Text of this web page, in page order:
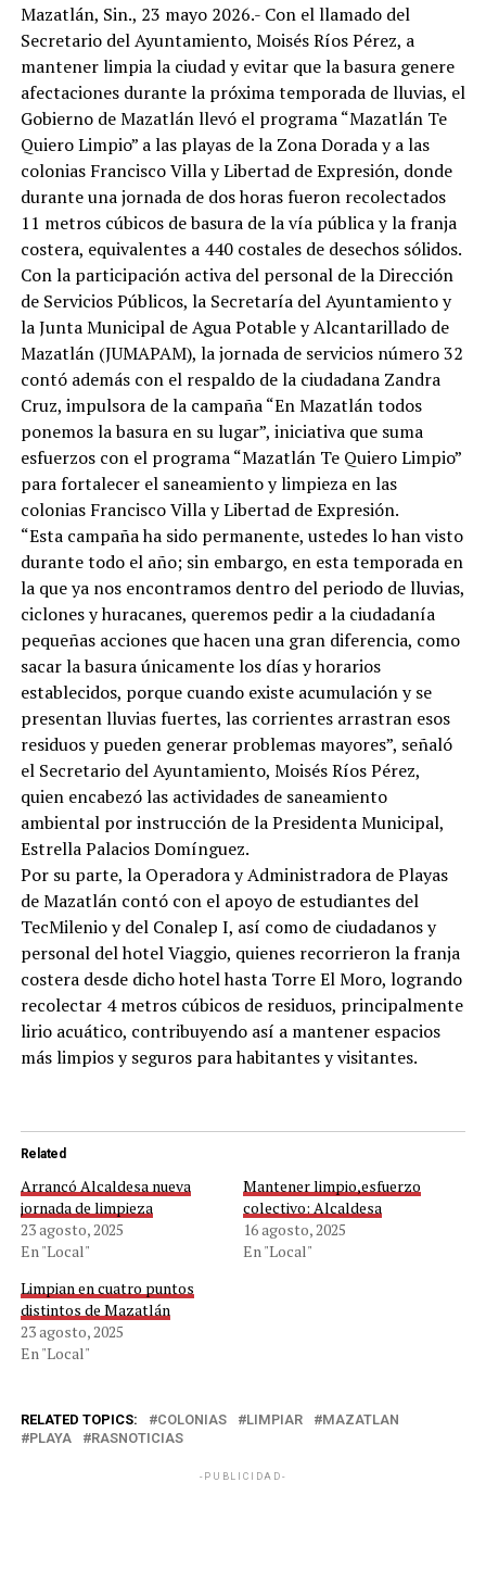
Mazatlán, Sin., 23 mayo 2026.- Con el llamado del
Secretario del Ayuntamiento, Moisés Ríos Pérez, a
mantener limpia la ciudad y evitar que la basura genere
afectaciones durante la próxima temporada de lluvias, el
Gobierno de Mazatlán llevó el programa “Mazatlán Te
Quiero Limpio” a las playas de la Zona Dorada y a las
colonias Francisco Villa y Libertad de Expresión, donde
durante una jornada de dos horas fueron recolectados
11 metros cúbicos de basura de la vía pública y la franja
costera, equivalentes a 440 costales de desechos sólidos.
Con la participación activa del personal de la Dirección
de Servicios Públicos, la Secretaría del Ayuntamiento y
la Junta Municipal de Agua Potable y Alcantarillado de
Mazatlán (JUMAPAM), la jornada de servicios número 32
contó además con el respaldo de la ciudadana Zandra
Cruz, impulsora de la campaña “En Mazatlán todos
ponemos la basura en su lugar”, iniciativa que suma
esfuerzos con el programa “Mazatlán Te Quiero Limpio”
para fortalecer el saneamiento y limpieza en las
colonias Francisco Villa y Libertad de Expresión.
“Esta campaña ha sido permanente, ustedes lo han visto
durante todo el año; sin embargo, en esta temporada en
la que ya nos encontramos dentro del periodo de lluvias,
ciclones y huracanes, queremos pedir a la ciudadanía
pequeñas acciones que hacen una gran diferencia, como
sacar la basura únicamente los días y horarios
establecidos, porque cuando existe acumulación y se
presentan lluvias fuertes, las corrientes arrastran esos
residuos y pueden generar problemas mayores”, señaló
el Secretario del Ayuntamiento, Moisés Ríos Pérez,
quien encabezó las actividades de saneamiento
ambiental por instrucción de la Presidenta Municipal,
Estrella Palacios Domínguez.
Por su parte, la Operadora y Administradora de Playas
de Mazatlán contó con el apoyo de estudiantes del
TecMilenio y del Conalep I, así como de ciudadanos y
personal del hotel Viaggio, quienes recorrieron la franja
costera desde dicho hotel hasta Torre El Moro, logrando
recolectar 4 metros cúbicos de residuos, principalmente
lirio acuático, contribuyendo así a mantener espacios
más limpios y seguros para habitantes y visitantes.
Related
Arrancó Alcaldesa nueva
jornada de limpieza
23 agosto, 2025
En "Local"
Mantener limpio,esfuerzo
colectivo: Alcaldesa
16 agosto, 2025
En "Local"
Limpian en cuatro puntos
distintos de Mazatlán
23 agosto, 2025
En "Local"
RELATED TOPICS: COLONIAS LIMPIAR
MAZATLAN
PLAYA
RASNOTICIAS
-PUBLICIDAD-